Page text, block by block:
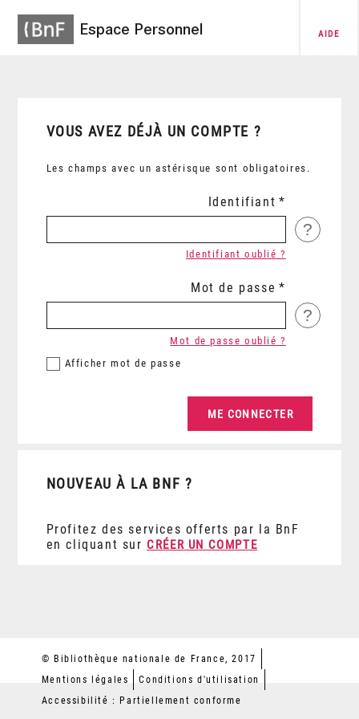
Espace Personnel AIDE
VOUS AVEZ DÉJÀ UN COMPTE ?
Les champs avec un astérisque sont obligatoires.
Identifiant
?
Identifiant oublié ?
Mot de passe
?
Afficher mot de passe
Mot de passe oublié ?
NOUVEAU À LA BNF ?
Profitez des services offerts par la BnF
en cliquant sur CRÉER UN COMPTE
© Bibliothèque nationale de France, 2017
Mentions légales
Conditions d'utilisation
Accessibilité : Partiellement conforme